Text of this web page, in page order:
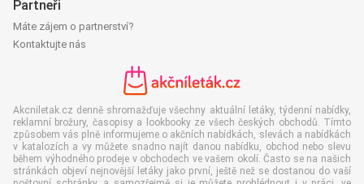
Partneři
Máte zájem o partnerství?
Kontaktujte nás
Akcniletak.cz denně shromažďuje všechny aktuální letáky, týdenní nabídky,
reklamní brožury, časopisy a lookbooky ze všech českých obchodů. Tímto
způsobem vás plně informujeme o akčních nabídkách, slevách a nabídkách
v katalozích a vy můžete snadno najít danou nabídku, obchod nebo slevu
během výhodného prodeje v obchodech ve vašem okolí. Často se na našich
stránkách objeví nejnovější letáky jako první, ještě než se dostanou do vaší